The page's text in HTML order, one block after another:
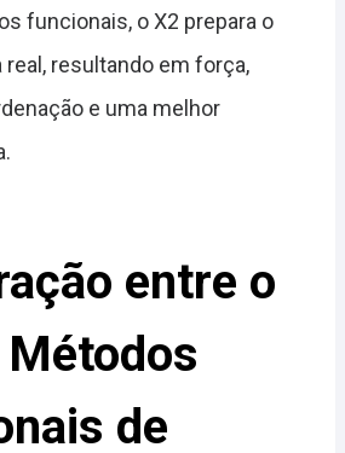
funcionais, o X2 prepara o
real, resultando em força,
e uma melhor
entre o
de